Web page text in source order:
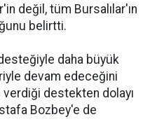
değil, tüm Bursalılar'ın
belirtti.
desteğiyle daha büyük
devam edeceğini
destekten dolayı
Bozbey'e de